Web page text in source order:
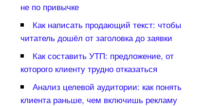
не по привычке
Как написать продающий текст: чтобы
читатель дошёл от заголовка до заявки
Как составить УТП: предложение, от
которого клиенту трудно отказаться
Анализ целевой аудитории: как понять
клиента раньше, чем включишь рекламу